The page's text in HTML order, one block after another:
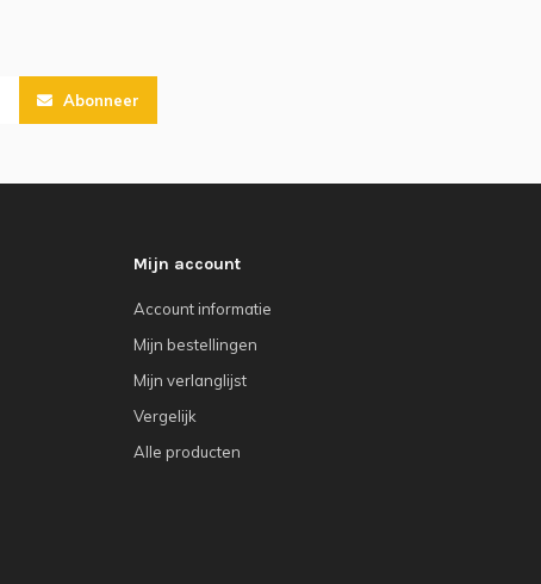
Abonneer
Mijn account
Account informatie
Mijn bestellingen
Mijn verlanglijst
Vergelijk
Alle producten